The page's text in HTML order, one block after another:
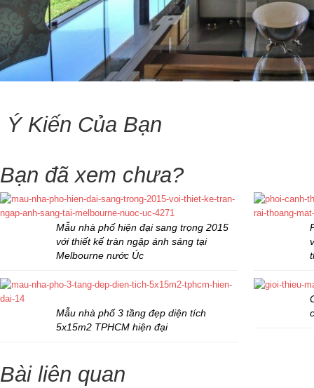
Ý Kiến Của Bạn
Bạn đã xem chưa?
Mẫu nhà phố hiện đại sang trọng 2015
với thiết kế tràn ngập ánh sáng tại
Melbourne nước Úc
Mẫu nhà phố 3 tầng đẹp diện tích
5x15m2 TPHCM hiện đại
Bài liên quan